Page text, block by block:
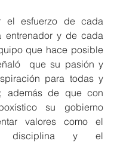
el esfuerzo de cada
entrenador y de cada
que hace posible
que su pasión y
para todas y
además de que con
su gobierno
valores como el
disciplina y el